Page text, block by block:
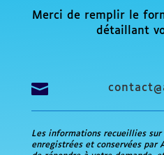
Merci de remplir le
détaillant

Les informations recueillies
enregistrées et conservées par